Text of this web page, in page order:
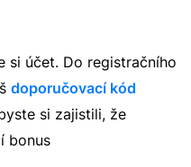
si účet. Do registračního
doporučovací kód
si zajistili, že
bonus